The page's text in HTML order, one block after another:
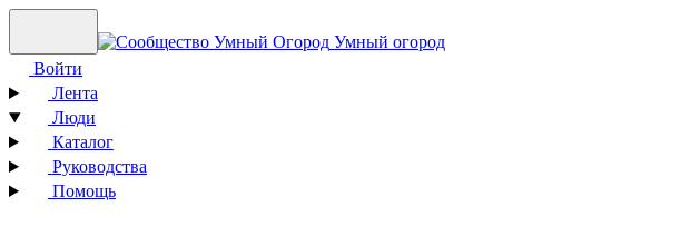
Умный огород
Войти
Лента
Люди
Каталог
Руководства
Помощь